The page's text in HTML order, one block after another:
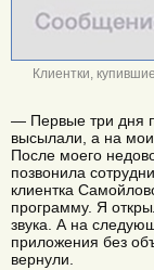
Клиентки,
— Первые три дня
высылали, а на
После моего
позвонила
клиентка
программу. Я
звука. А на
приложения без
вернули.